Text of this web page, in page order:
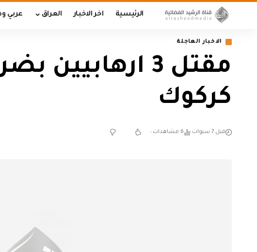
الرئيسية اخر الاخبار العراق عربي
الاخبار العاجلة
مقتل 3
كركوك
قبل 7 سنوات 6 مشاهدات